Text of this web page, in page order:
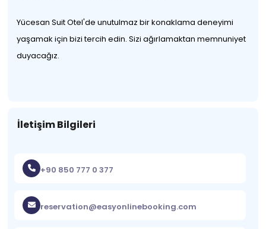
Yücesan Suit Otel'de unutulmaz bir konaklama deneyimi
yaşamak için bizi tercih edin. Sizi ağırlamaktan memnuniyet
duyacağız.
İletişim Bilgileri
+90 850 777 0 377
reservation@easyonlinebooking.com